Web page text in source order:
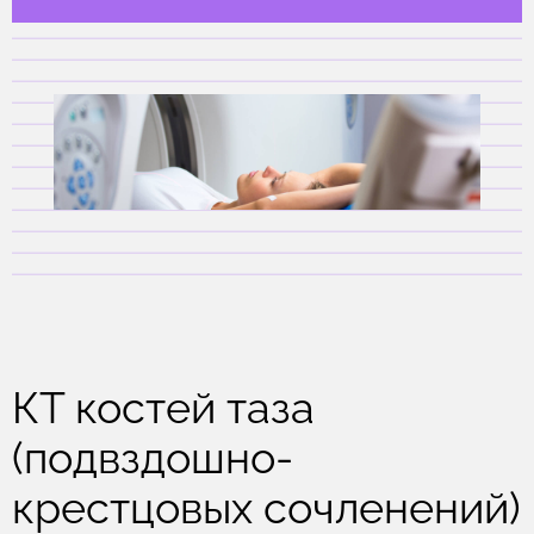
КТ костей таза
(подвздошно-
крестцовых сочленений)